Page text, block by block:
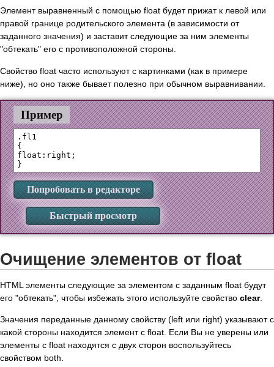
Элемент выравненный с помощью float будет прижат к левой или
правой границе родительского элемента (в зависимости от
заданного значения) и заставит следующие за ним элементы
"обтекать" его с противоположной стороны.
Свойство float часто используют с картинками (как в примере
ниже), но оно также бывает полезно при обычном выравнивании.
Пример
.fl1
{
float:right;
Попробовать в редакторе
Быстрый просмотр
Очищение элементов от float
HTML элементы следующие за элементом с заданным float будут
его "обтекать", чтобы избежать этого используйте свойство clear.
Значения переданные данному свойству (left или right) указывают с
какой стороны находится элемент с float. Если Вы не уверены или
элементы с float находятся с двух сторон воспользуйтесь
свойством both.